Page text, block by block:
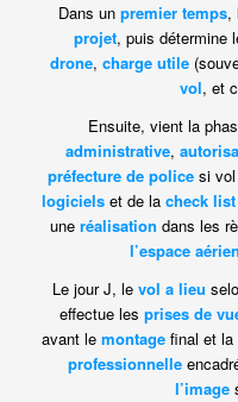
Dans unpremier temps,
projet, puis détermine
drone,charge utile
vol, et
Ensuite, vient la
administrative,
préfecture de police si
logicielset de la check list
uneréalisation dans les
l’espace aérien
Le jour J, le vol a lieu
effectue les prises de
avant lemontage final et
professionnelle
l’image